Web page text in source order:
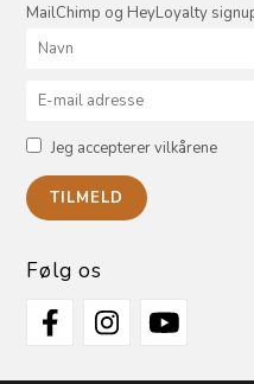
MailChimp og HeyLoyalty
Jeg accepterer vilkårene
Følg os